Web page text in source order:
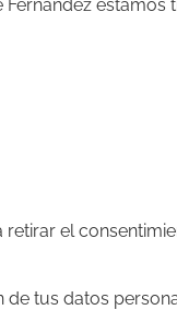
el
tus datos